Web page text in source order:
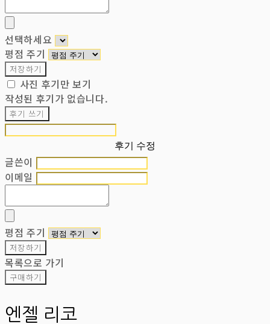
선택하세요
평점 주기
저장하기
사진 후기만 보기
작성된 후기가 없습니다.
후기 쓰기
후기 수정
글쓴이
이메일
평점 주기
저장하기
목록으로 가기
구매하기
엔젤 리코